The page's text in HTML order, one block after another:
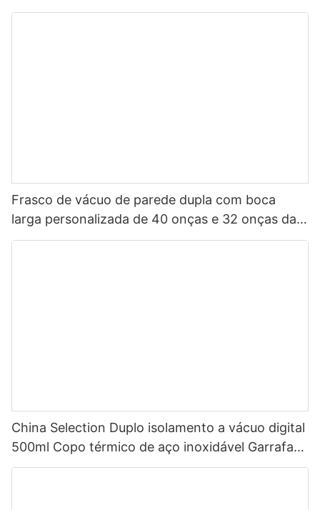
para crianças
Frasco de vácuo de parede dupla com boca
larga personalizada de 40 onças e 32 onças da
China, garrafa de água esportiva isolada em aço
China Selection Duplo isolamento a vácuo digital
500ml Copo térmico de aço inoxidável Garrafa
de água inteligente com display de temperatura